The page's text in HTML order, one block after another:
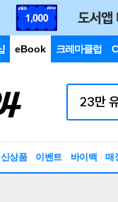
eBook 크레마클럽
신상품 이벤트 바이백 매